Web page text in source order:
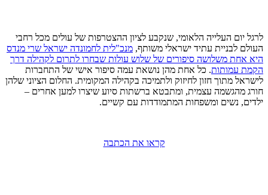
לרגל יום העלייה הלאומי, שנקבע לציון ההצטרפות של עולים מכל רחבי
העולם לבניית עתיד ישראלי משותף, מנכ"לית לחמונדה ישראל שרי מנדס
היא אחת משלושה סיפורים של שלוש עולות שבחרו לתרום לקהילה דרך
הקמת עמותות. כל אחת מהן נושאת עמה סיפור אישי של התחברות
לישראל מתוך חזון לחיזוק ולתמיכה בקהילה המקומית. החלום הציוני שלהן
חורג מהגשמה עצמית, ומתבטא ברשתות סיוע שיצרו למען אחרים –
ילדים, נשים ומשפחות המתמודדות עם קשיים.
קראו את הכתבה